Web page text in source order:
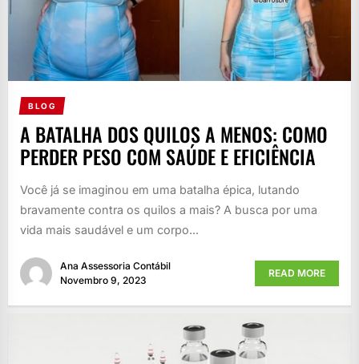
BLOG
A BATALHA DOS QUILOS A MENOS: COMO
PERDER PESO COM SAÚDE E EFICIÊNCIA
Você já se imaginou em uma batalha épica, lutando
bravamente contra os quilos a mais? A busca por uma
vida mais saudável e um corpo...
Ana Assessoria Contábil
Novembro 9, 2023
READ MORE